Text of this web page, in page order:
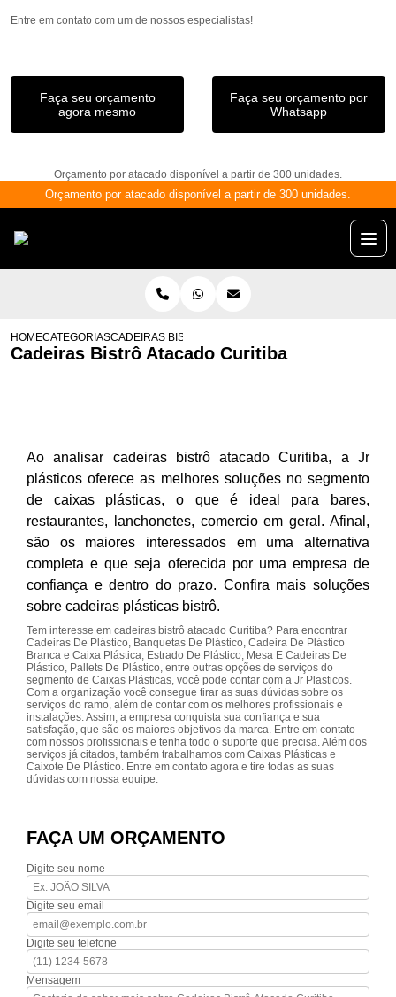
Entre em contato com um de nossos especialistas!
Faça seu orçamento
agora mesmo
Faça seu orçamento por
Whatsapp
Orçamento por atacado disponível a partir de 300 unidades.
Orçamento por atacado disponível a partir de 300 unidades.
HOMECATEGORIASCADEIRAS BISTRÔ ATACADO CURITIBA
Cadeiras Bistrô Atacado Curitiba
Ao analisar cadeiras bistrô atacado Curitiba, a Jr
plásticos oferece as melhores soluções no segmento
de caixas plásticas, o que é ideal para bares,
restaurantes, lanchonetes, comercio em geral. Afinal,
são os maiores interessados em uma alternativa
completa e que seja oferecida por uma empresa de
confiança e dentro do prazo. Confira mais soluções
sobre cadeiras plásticas bistrô.
Tem interesse em cadeiras bistrô atacado Curitiba? Para encontrar
Cadeiras De Plástico, Banquetas De Plástico, Cadeira De Plástico
Branca e Caixa Plástica, Estrado De Plástico, Mesa E Cadeiras De
Plástico, Pallets De Plástico, entre outras opções de serviços do
segmento de Caixas Plásticas, você pode contar com a Jr Plasticos.
Com a organização você consegue tirar as suas dúvidas sobre os
serviços do ramo, além de contar com os melhores profissionais e
instalações. Assim, a empresa conquista sua confiança e sua
satisfação, que são os maiores objetivos da marca. Entre em contato
com nossos profissionais e tenha todo o suporte que precisa. Além dos
serviços já citados, também trabalhamos com Caixas Plásticas e
Caixote De Plástico. Entre em contato agora e tire todas as suas
dúvidas com nossa equipe.
FAÇA UM ORÇAMENTO
Digite seu nome
Digite seu email
Digite seu telefone
Mensagem